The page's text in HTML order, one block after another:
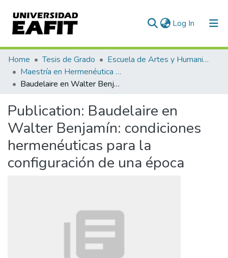
Log In (current)
Communities & Collections
All of DSpace
Home Tesis de Grado
Escuela de Artes y Humanidades
Maestría en Hermenéutica Literaria (tesis)
Baudelaire en Walter Benjamín: condiciones hermenéuticas para la configuración de una época
Publication: Baudelaire en
Walter Benjamín: condiciones
hermenéuticas para la
configuración de una época